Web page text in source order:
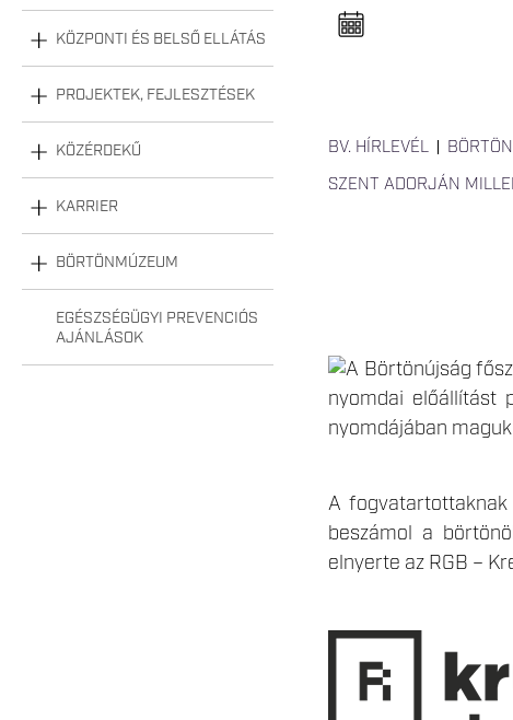
KÖZPONTI ÉS BELSŐ ELLÁTÁS
PROJEKTEK, FEJLESZTÉSEK
KÖZÉRDEKŰ
KARRIER
BÖRTÖNMÚZEUM
EGÉSZSÉGÜGYI PREVENCIÓS
AJÁNLÁSOK
e
l
a
BV. HÍRLEVÉL
SZENT ADORJÁN
A fogvatartottaknak
beszámol a
elnyerte az RGB –